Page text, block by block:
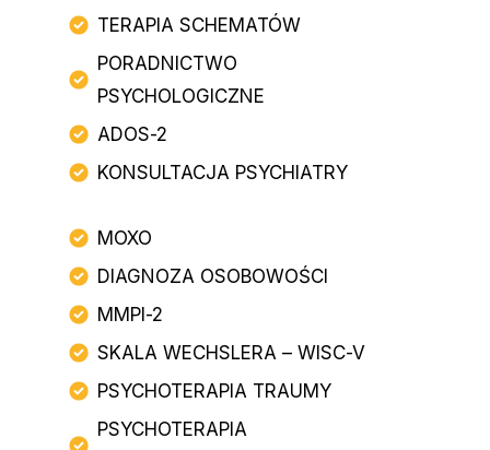
TERAPIA SCHEMATÓW
PORADNICTWO
PSYCHOLOGICZNE
ADOS-2
KONSULTACJA PSYCHIATRY
MOXO
DIAGNOZA OSOBOWOŚCI
MMPI-2
SKALA WECHSLERA – WISC-V
PSYCHOTERAPIA TRAUMY
PSYCHOTERAPIA